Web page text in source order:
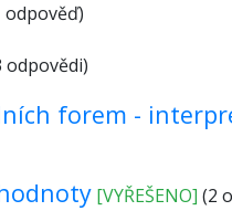
odpověď)
odpovědi)
forem -
[VYŘEŠENO] (2